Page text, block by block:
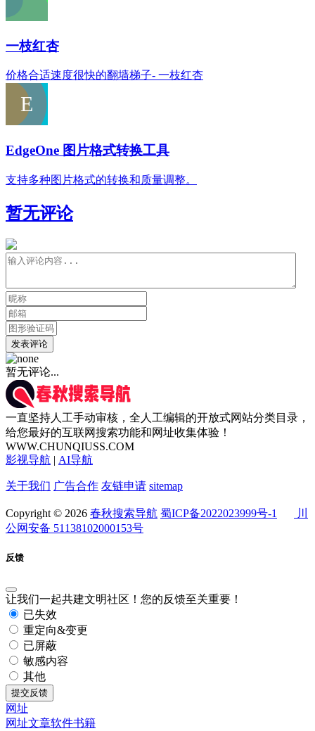
一枝红杏
价格合适速度很快的翻墙梯子- 一枝红杏
EdgeOne 图片格式转换工具
支持多种图片格式的转换和质量调整。
暂无评论
发表评论
暂无评论...
一直坚持人工手动审核，全人工编辑的开放式网站分类目录，
给您最好的互联网搜索功能和网址收集体验！
WWW.CHUNQIUSS.COM
影视导航 | AI导航
关于我们 广告合作 友链申请 sitemap
Copyright © 2026 春秋搜索导航 蜀ICP备2022023999号-1
川
公网安备 51138102000153号
反馈
让我们一起共建文明社区！您的反馈至关重要！
已失效
重定向&变更
已屏蔽
敏感内容
其他
提交反馈
网址
网址文章软件书籍